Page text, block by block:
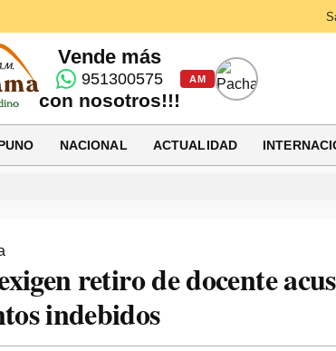
Vende más
951300575
con nosotros!!!
AM
NACIONAL ACTUALIDAD
retiro de docente
indebidos